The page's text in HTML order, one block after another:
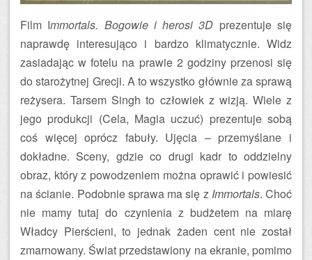
Film Immortals. Bogowie i herosi 3D prezentuje się
naprawdę interesująco i bardzo klimatycznie. Widz
zasiadając w fotelu na prawie 2 godziny przenosi się
do starożytnej Grecji. A to wszystko głównie za sprawą
reżysera. Tarsem Singh to człowiek z wizją. Wiele z
jego produkcji (Cela, Magia uczuć) prezentuje sobą
coś więcej oprócz fabuły. Ujęcia – przemyślane i
dokładne. Sceny, gdzie co drugi kadr to oddzielny
obraz, który z powodzeniem można oprawić i powiesić
na ścianie. Podobnie sprawa ma się z Immortals. Choć
nie mamy tutaj do czynienia z budżetem na miarę
Władcy Pierścieni, to jednak żaden cent nie został
zmarnowany. Świat przedstawiony na ekranie, pomimo